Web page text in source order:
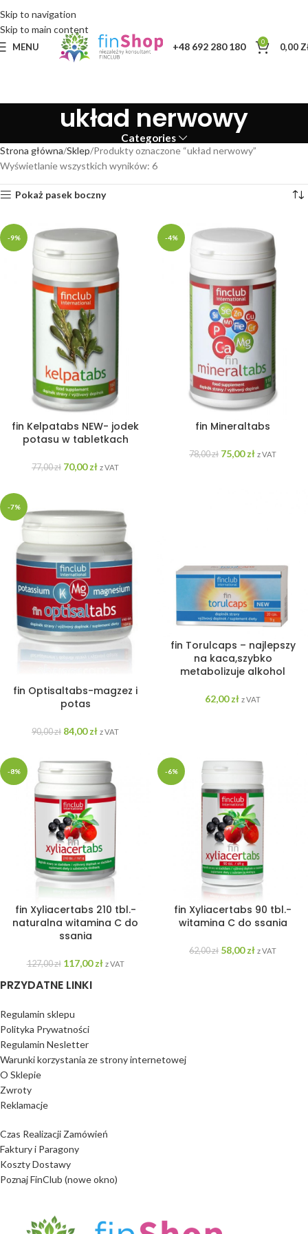
Skip to navigation
Skip to main content
MENU +48 692 280 180 0 0,00
układ nerwowy
Categories
Strona główna Sklep Produkty oznaczone “układ nerwowy”
Wyświetlanie wszystkich wyników: 6
Pokaż pasek boczny
-9%
fin Kelpatabs NEW- jodek
potasu w tabletkach
77,00zł 70,00zł z VAT
-4%
fin Mineraltabs
78,00zł 75,00zł z VAT
-7%
fin Optisaltabs-magzez i
potas
90,00zł 84,00zł z VAT
fin Torulcaps – najlepszy
na kaca,szybko
metabolizuje alkohol
62,00zł z VAT
-8%
fin Xyliacertabs 210 tbl.-
naturalna witamina C do
ssania
127,00zł 117,00zł z VAT
-6%
fin Xyliacertabs 90 tbl.-
witamina C do ssania
62,00zł 58,00zł z VAT
PRZYDATNE LINKI
Regulamin sklepu
Polityka Prywatności
Regulamin Nesletter
Warunki korzystania ze strony internetowej
O Sklepie
Zwroty
Reklamacje
Czas Realizacji Zamówień
Faktury i Paragony
Koszty Dostawy
Poznaj FinClub (nowe okno)